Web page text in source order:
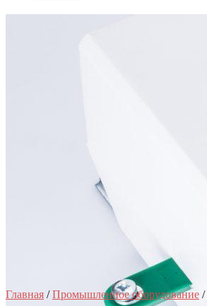
Главная /Промышленное оборудование /